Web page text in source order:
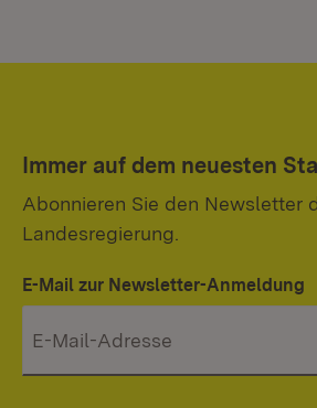
Immer auf dem neuesten
Abonnieren Sie den Newsletter
Landesregierung.
E-Mail zur Newsletter-Anmeldung